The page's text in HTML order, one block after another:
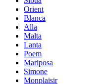
Orient
Blanca
Alla
Malta
Lanta
Poem
Mariposa
Simone
Мonplaisir